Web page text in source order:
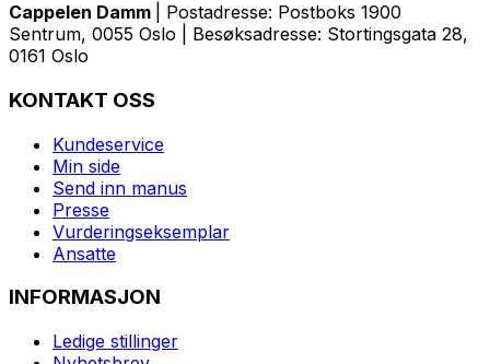
Cappelen Damm
| Postadresse: Postboks 1900
Sentrum, 0055 Oslo | Besøksadresse: Stortingsgata 28,
0161 Oslo
KONTAKT OSS
Kundeservice
Min side
Send inn manus
Presse
Vurderingseksemplar
Ansatte
INFORMASJON
Ledige stillinger